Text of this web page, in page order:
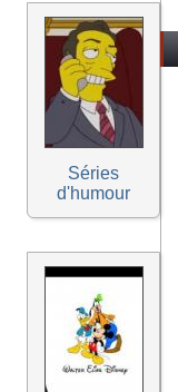
Séries
d'humour